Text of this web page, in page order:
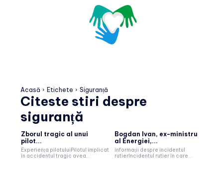
Acasă Etichete Siguranță
Citeste stiri despre
siguranță
Zborul tragic al unui
pilot...
Experiența pilotuluiPilotul implicat
în accidentul tragic avea...
Bogdan Ivan, ex-ministru
al Energiei,...
informații despre incidentul
rutierIncidentul rutier în care...